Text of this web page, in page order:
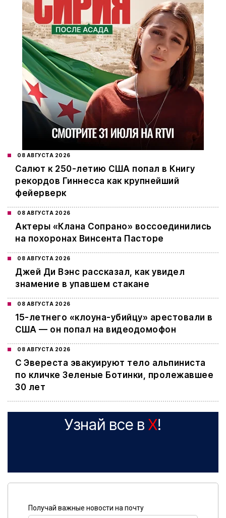
08 АВГУСТА 2026
Салют к 250-летию США попал в Книгу
рекордов Гиннесса как крупнейший
фейерверк
08 АВГУСТА 2026
Актеры «Клана Сопрано» воссоединились
на похоронах Винсента Пасторе
08 АВГУСТА 2026
Джей Ди Вэнс рассказал, как увидел
знамение в упавшем стакане
08 АВГУСТА 2026
15-летнего «клоуна-убийцу» арестовали в
США — он попал на видеодомофон
08 АВГУСТА 2026
С Эвереста эвакуируют тело альпиниста
по кличке Зеленые Ботинки, пролежавшее
30 лет
Узнай все в X!